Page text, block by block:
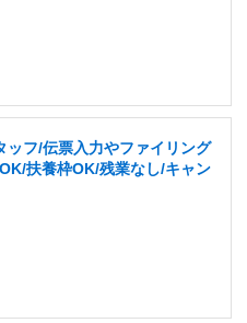
ッフ/伝票入力やファイリング
扶養枠OK/残業なし/キャン